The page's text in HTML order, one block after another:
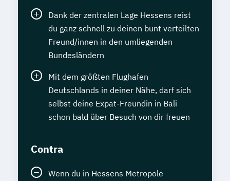
Dank der zentralen Lage Hessens reist
du ganz schnell zu deinen bunt verteilten
Freund/innen in den umliegenden
Bundesländern
Mit dem größten Flughafen
Deutschlands in deiner Nähe, darf sich
selbst deine Expat-Freundin in Bali
schon bald über Besuch von dir freuen
Contra
Wenn du in Hessens Metropole